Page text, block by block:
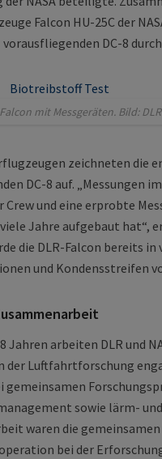
Falcon HU-25C der
DC-8
mit Messgeräten. Bild: DLR
zeichneten die
DC-8 auf. „Messungen
Crew und eine erprobte
Jahre aufgebaut hat“,
die DLR-Falcon bereits
und Kondensstreifen
Jahren arbeiten DLR und
der Luftfahrtforschung
gemeinsamen
sowie lärm-
waren die
bei der